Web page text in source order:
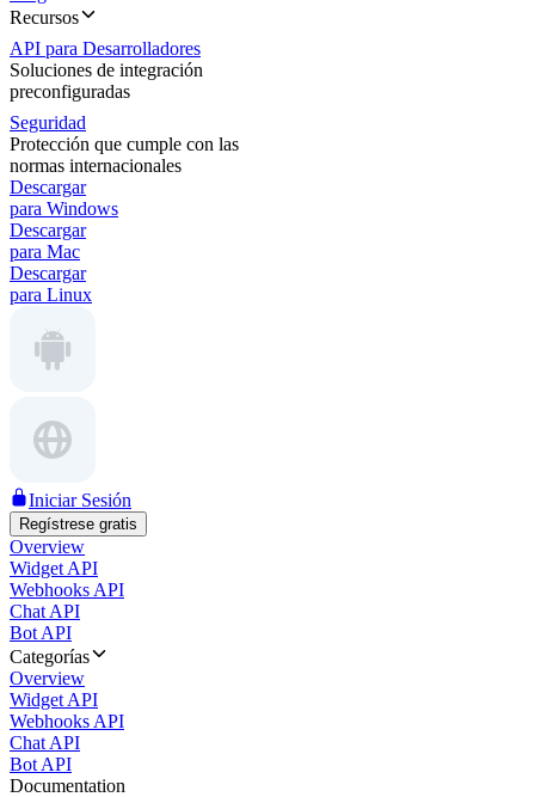
Recursos
API para Desarrolladores
Soluciones de integración
preconfiguradas
Seguridad
Protección que cumple con las
normas internacionales
Descargar
para Windows
Descargar
para Mac
Descargar
para Linux
Iniciar Sesión
Regístrese gratis
Overview
Widget API
Webhooks API
Chat API
Bot API
Categorías
Overview
Widget API
Webhooks API
Chat API
Bot API
Documentation